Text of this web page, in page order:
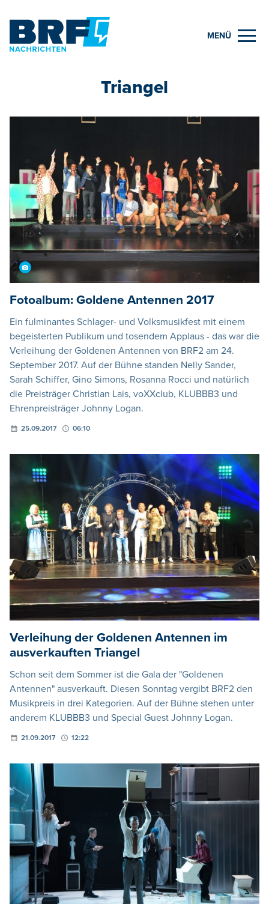
MENÜ
Triangel
Fotoalbum: Goldene Antennen 2017
Ein fulminantes Schlager- und Volksmusikfest mit einem
begeisterten Publikum und tosendem Applaus - das war die
Verleihung der Goldenen Antennen von BRF2 am 24.
September 2017. Auf der Bühne standen Nelly Sander,
Sarah Schiffer, Gino Simons, Rosanna Rocci und natürlich
die Preisträger Christian Lais, voXXclub, KLUBBB3 und
Ehrenpreisträger Johnny Logan.
25.09.2017 06:10
Verleihung der Goldenen Antennen im
ausverkauften Triangel
Schon seit dem Sommer ist die Gala der "Goldenen
Antennen" ausverkauft. Diesen Sonntag vergibt BRF2 den
Musikpreis in drei Kategorien. Auf der Bühne stehen unter
anderem KLUBBB3 und Special Guest Johnny Logan.
21.09.2017 12:22